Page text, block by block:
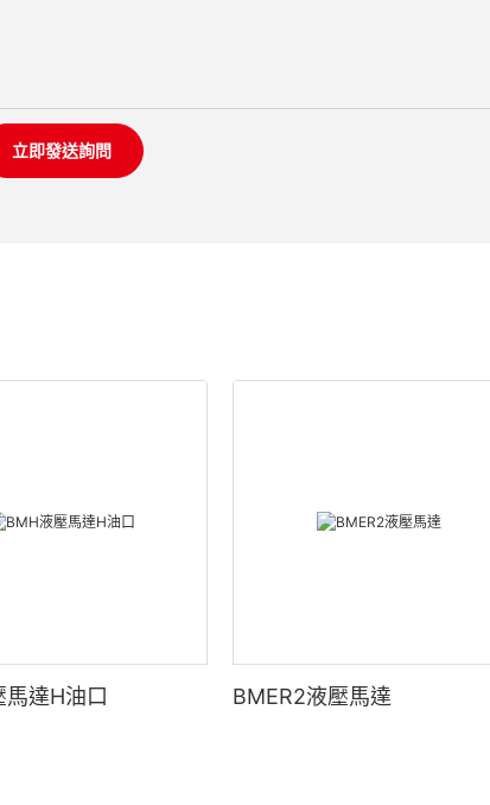
立即發送詢問
達H油口 BMER2液壓馬達